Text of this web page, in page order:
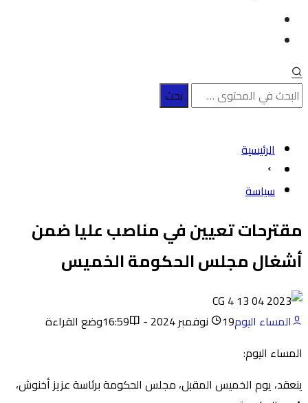
الرئيسية
سياسة
مقترحات تعيين في مناصب عليا ضمن
أشغال مجلس الحكومة الخميس
المساء اليوم19 نوفمبر 2024 - 16:59
وضع القراءة
المساء اليوم:
ينعقد، يوم الخميس المقبل، مجلس الحكومة برئاسة عزيز أخنوش،